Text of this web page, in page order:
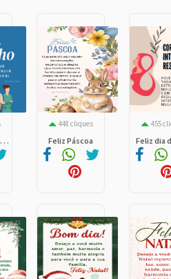
. .
448 cliques
Feliz Páscoa
455
Feliz dia